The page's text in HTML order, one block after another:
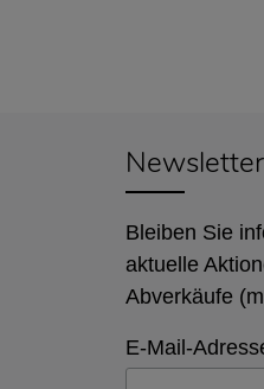
Newsletter
Bleiben Sie
aktuelle
Abverkäufe
E-Mail-